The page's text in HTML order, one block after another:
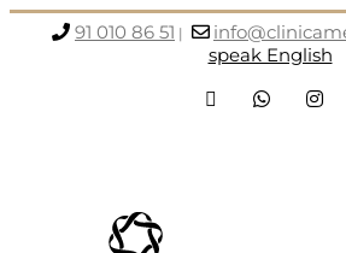
91 010 86 51 |
speak English
FacebookWhatsApp